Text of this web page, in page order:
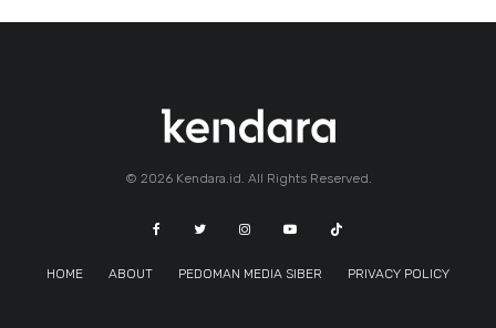
© 2026 Kendara.id. All Rights Reserved.
HOME ABOUT PEDOMAN MEDIA SIBER PRIVACY POLICY